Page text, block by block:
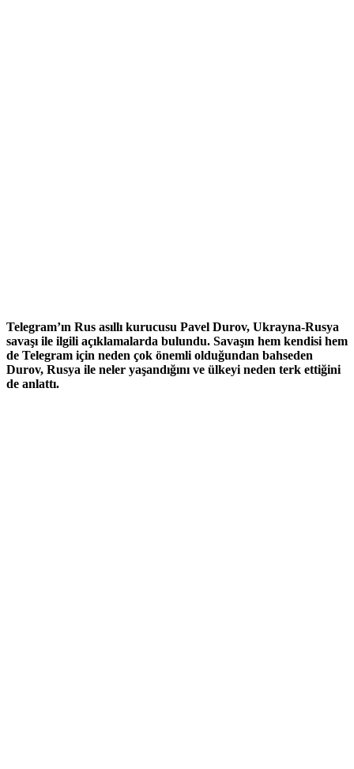
Telegram’ın Rus asıllı kurucusu Pavel Durov, Ukrayna-Rusya
savaşı ile ilgili açıklamalarda bulundu. Savaşın hem kendisi hem
de Telegram için neden çok önemli olduğundan bahseden
Durov, Rusya ile neler yaşandığını ve ülkeyi neden terk ettiğini
de anlattı.